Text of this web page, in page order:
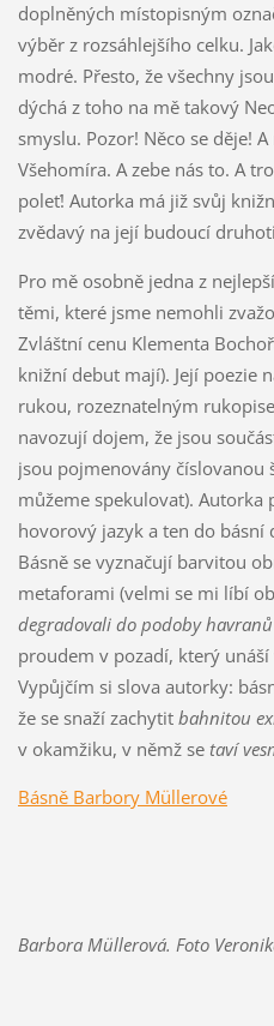
doplněných místopisným
výběr z rozsáhlejšího celku.
modré. Přesto, že všechny
dýchá z toho na mě takový
smyslu. Pozor! Něco se děje!
Všehomíra. A zebe nás to. A
poleť! Autorka má již svůj
zvědavý na její budoucí
Pro mě osobně jedna z
těmi, které jsme nemohli
Zvláštní cenu Klementa
knižní debut mají). Její poezie
rukou, rozeznatelným
navozují dojem, že jsou
jsou pojmenovány číslovanou
můžeme spekulovat). Autorka
hovorový jazyk a ten do básní
Básně se vyznačují barvitou
metaforami (velmi se mi líbí
degradovali do podoby
proudem v pozadí, který
Vypůjčím si slova autorky:
že se snaží zachytit bahnitou
v okamžiku, v němž se taví
Básně Barbory Müllerové
Barbora Müllerová. Foto